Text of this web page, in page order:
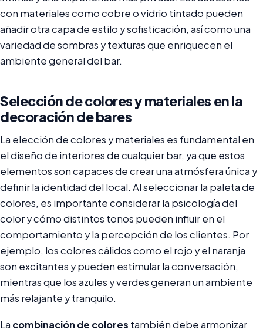
con materiales como cobre o vidrio tintado pueden
añadir otra capa de estilo y sofisticación, así como una
variedad de sombras y texturas que enriquecen el
ambiente general del bar.
Selección de colores y materiales en la
decoración de bares
La elección de colores y materiales es fundamental en
el diseño de interiores de cualquier bar, ya que estos
elementos son capaces de crear una atmósfera única y
definir la identidad del local. Al seleccionar la paleta de
colores, es importante considerar la psicología del
color y cómo distintos tonos pueden influir en el
comportamiento y la percepción de los clientes. Por
ejemplo, los colores cálidos como el rojo y el naranja
son excitantes y pueden estimular la conversación,
mientras que los azules y verdes generan un ambiente
más relajante y tranquilo.
La combinación de colores también debe armonizar